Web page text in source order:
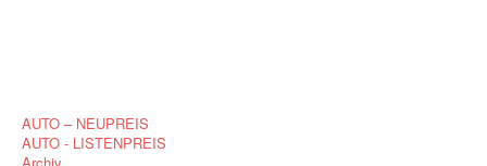
AUTO – NEUPREIS
AUTO - LISTENPREIS